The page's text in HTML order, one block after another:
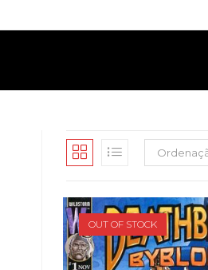
OUT OF STOCK